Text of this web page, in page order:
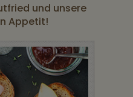
und unsere
Appetit!